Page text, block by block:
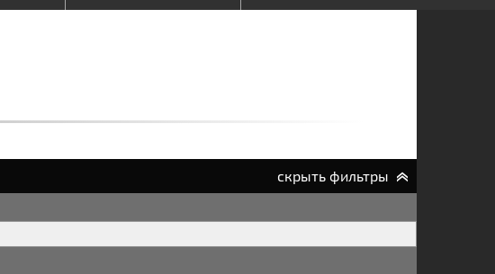
скрыть фильтры